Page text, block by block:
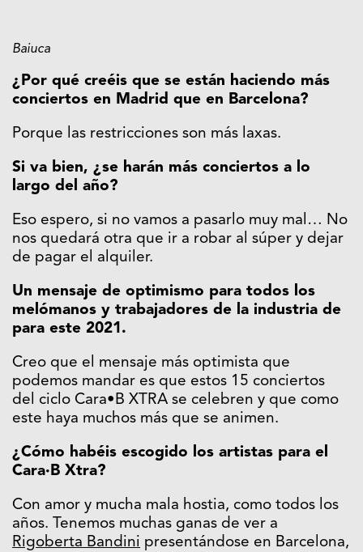
Baiuca
¿Por qué creéis que se están haciendo más
conciertos en Madrid que en Barcelona?
Porque las restricciones son más laxas.
Si va bien, ¿se harán más conciertos a lo
largo del año?
Eso espero, si no vamos a pasarlo muy mal… No
nos quedará otra que ir a robar al súper y dejar
de pagar el alquiler.
Un mensaje de optimismo para todos los
melómanos y trabajadores de la industria de
para este 2021.
Creo que el mensaje más optimista que
podemos mandar es que estos 15 conciertos
del ciclo Cara•B XTRA se celebren y que como
este haya muchos más que se animen.
¿Cómo habéis escogido los artistas para el
Cara·B Xtra?
Con amor y mucha mala hostia, como todos los
años. Tenemos muchas ganas de ver a
Rigoberta Bandini presentándose en Barcelona,